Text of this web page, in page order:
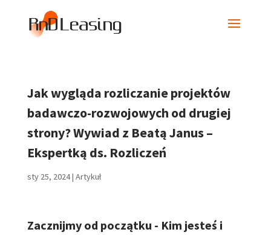
Jak wygląda rozliczanie projektów
badawczo-rozwojowych od drugiej
strony? Wywiad z Beatą Janus –
Ekspertką ds. Rozliczeń
sty 25, 2024| Artykuł
Zacznijmy od początku - Kim jesteś i